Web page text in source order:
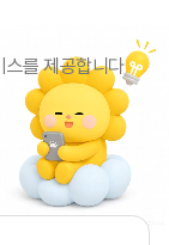
스를 제공합니다